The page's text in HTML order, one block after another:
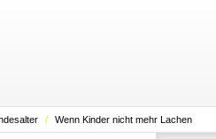
/ Wenn Kinder nicht mehr Lachen